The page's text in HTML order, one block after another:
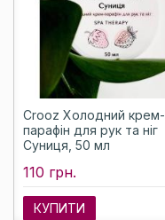
Crooz Холодний крем-
парафін для рук та ніг
Суниця, 50 мл
110 грн.
КУПИТИ